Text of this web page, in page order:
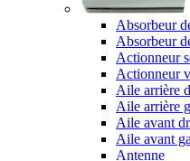
Absorbeur
Absorbeur
Actionneur
Actionneur
Aile arrière
Aile arrière
Aile avant
Aile avant
Antenne